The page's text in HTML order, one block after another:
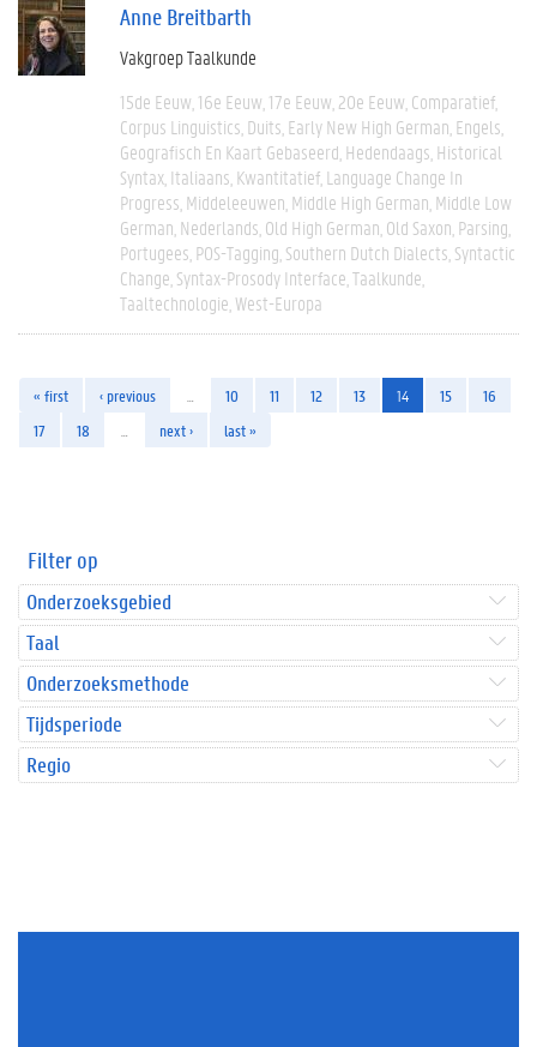
Anne Breitbarth
Vakgroep Taalkunde
15de Eeuw 16e Eeuw 17e Eeuw 20e Eeuw Comparatief
Corpus Linguistics Duits Early New High German Engels
Geografisch En Kaart Gebaseerd Hedendaags Historical
Syntax Italiaans Kwantitatief Language Change In
Progress Middeleeuwen Middle High German Middle Low
German Nederlands Old High German Old Saxon Parsing
Portugees POS-Tagging Southern Dutch Dialects Syntactic
Change Syntax-Prosody Interface Taalkunde
Taaltechnologie West-Europa
« first ‹ previous 10 11 12 13 14 15
16
17
18 next › last »
Filter op
Onderzoeksgebied
Taal
Onderzoeksmethode
Tijdsperiode
Regio